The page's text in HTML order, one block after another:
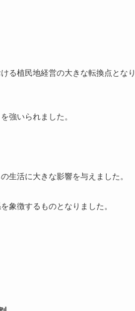
る植民地経営の大きな転換点となり
強いられました。
生活に大きな影響を与えました。
象徴するものとなりました。